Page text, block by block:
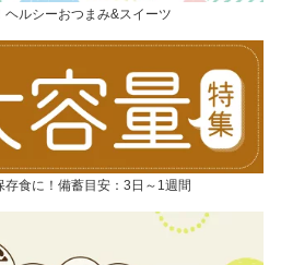
ルシーおつまみ&スイーツ
食に！備蓄目安：3日～1週間